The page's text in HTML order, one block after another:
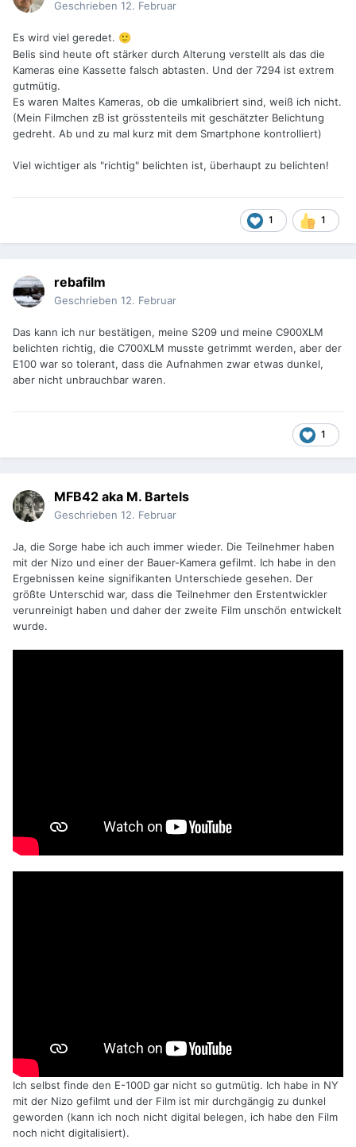
Geschrieben 12. Februar
Es wird viel geredet. 🙂
Belis sind heute oft stärker durch Alterung verstellt als das die
Kameras eine Kassette falsch abtasten. Und der 7294 ist extrem
gutmütig.
Es waren Maltes Kameras, ob die umkalibriert sind, weiß ich nicht.
(Mein Filmchen zB ist grösstenteils mit geschätzter Belichtung
gedreht. Ab und zu mal kurz mit dem Smartphone kontrolliert)
Viel wichtiger als "richtig" belichten ist, überhaupt zu belichten!
1 1
rebafilm
Geschrieben 12. Februar
Das kann ich nur bestätigen, meine S209 und meine C900XLM
belichten richtig, die C700XLM musste getrimmt werden, aber der
E100 war so tolerant, dass die Aufnahmen zwar etwas dunkel,
aber nicht unbrauchbar waren.
1
MFB42 aka M. Bartels
Geschrieben 12. Februar
Ja, die Sorge habe ich auch immer wieder. Die Teilnehmer haben
mit der Nizo und einer der Bauer-Kamera gefilmt. Ich habe in den
Ergebnissen keine signifikanten Unterschiede gesehen. Der
größte Unterschid war, dass die Teilnehmer den Erstentwickler
verunreinigt haben und daher der zweite Film unschön entwickelt
wurde.
Ich selbst finde den E-100D gar nicht so gutmütig. Ich habe in NY
mit der Nizo gefilmt und der Film ist mir durchgängig zu dunkel
geworden (kann ich noch nicht digital belegen, ich habe den Film
noch nicht digitalisiert).